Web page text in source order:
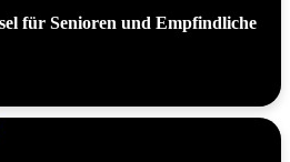
für Senioren und Empfindliche